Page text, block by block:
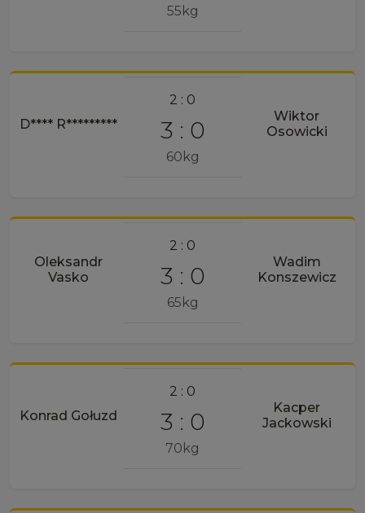
55kg
D**** R*********
2 : 0
3 : 0
60kg
Wiktor
Osowicki
Oleksandr
Vasko
2 : 0
3 : 0
65kg
Wadim
Konszewicz
Konrad Gołuzd
2 : 0
3 : 0
70kg
Kacper
Jackowski